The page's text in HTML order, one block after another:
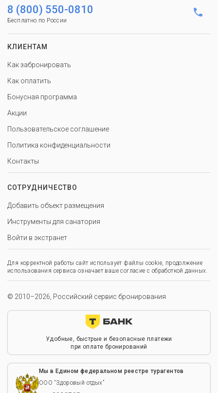
8 (800) 550-0810
Бесплатно по России
КЛИЕНТАМ
Как забронировать
Как оплатить
Бонусная программа
Акции
Пользовательское соглашение
Политика конфиденциальности
Контакты
СОТРУДНИЧЕСТВО
Добавить объект размещения
Инструменты для санатория
Войти в экстранет
Для корректной работы сайт использует файлы cookie, продолжение
использования сервиса означает ваше согласие с обработкой данных.
© 2010–2026, Российский сервис бронирования
Удобные, быстрые и безопасные платежи
при оплате бронирований
Мы в Едином федеральном реестре турагентов
ООО “Здоровый отдых”